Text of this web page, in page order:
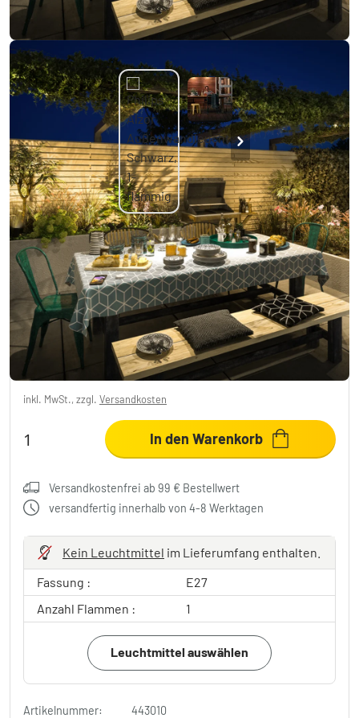
Philips Alzor Außenwandleuchte Schwarz,
1-flammig
59,99 €
inkl. MwSt., zzgl. Versandkosten
In den Warenkorb
Versandkostenfrei ab 99 € Bestellwert
versandfertig innerhalb von 4-8 Werktagen
Kein Leuchtmittel im Lieferumfang enthalten.
Fassung :
E27
Anzahl Flammen :
1
Leuchtmittel auswählen
Artikelnummer:
443010